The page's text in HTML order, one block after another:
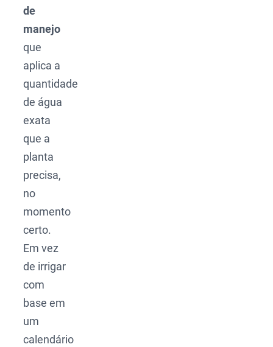
de
manejo
que
aplica a
quantidade
de água
exata
que a
planta
precisa,
no
momento
certo.
Em vez
de irrigar
com
base em
um
calendário